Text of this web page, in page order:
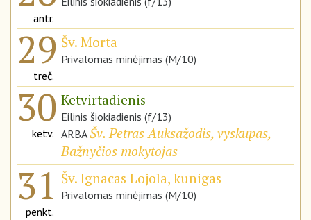
antr.
29
treč.
Šv. Morta
Privalomas minėjimas (M/10)
30
ketv.
Ketvirtadienis
Eilinis šiokiadienis (f/13)
ARBAŠv. Petras Auksažodis, vyskupas,
Bažnyčios mokytojas
31
penkt.
Šv. Ignacas Lojola, kunigas
Privalomas minėjimas (M/10)